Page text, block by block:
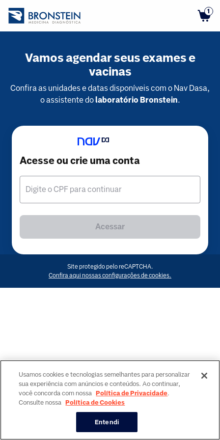
1
Vamos agendar seus exames e
vacinas
Confira as unidades e datas disponíveis com o Nav Dasa,
o assistente dolaboratório Bronstein.
Acesse ou crie uma conta
Digite o CPF para continuar
Acessar
Site protegido pelo reCAPTCHA.
Confira aqui nossas configurações de cookies.
Usamos cookies e tecnologias semelhantes para personalizar
sua experiência com anúncios e conteúdos. Ao continuar,
você concorda com nossa Política de Privacidade.
Consulte nossa Política de Cookies
Entendi